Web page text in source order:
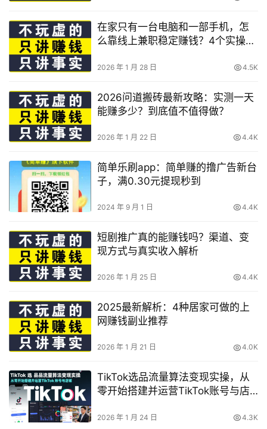
在家只有一台电脑和一部手机，怎
么靠线上兼职稳定赚钱？4个实操副
2026 年 1 月 28 日 4.5K
2026问道搬砖最新攻略：实测一天
能赚多少？到底值不值得做？
2026 年 1 月 22 日 4.4K
简单乐刷app：简单赚的撸广告新台
子，满0.30元提现秒到
2024 年 9 月 1 日 4.4K
短剧推广真的能赚钱吗？渠道、变
现方式与真实收入解析
2026 年 1 月 25 日 4.4K
2025最新解析：4种居家可做的上
网赚钱副业推荐
2026 年 1 月 21 日 4.0K
TikTok选品流量算法变现实操，从
零开始搭建并运营TikTok账号与店
2026 年 1 月 24 日 4.3K